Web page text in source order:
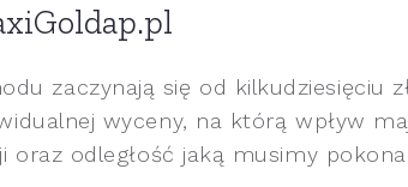
zaczynają się od kilkudziesięciu
wyceny, na którą wpływ
odległość jaką musimy